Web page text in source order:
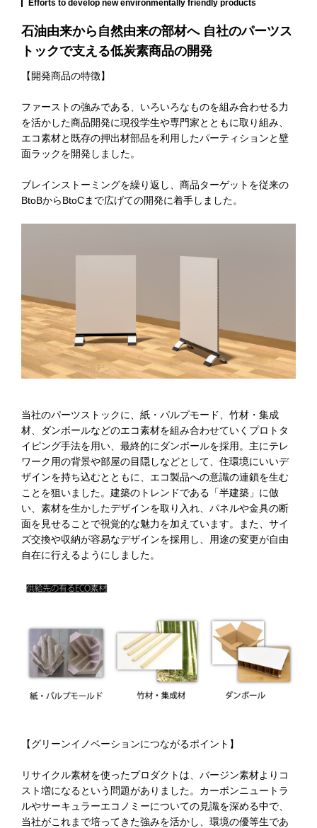
Efforts to develop new environmentally friendly products
石油由来から自然由来の部材へ 自社のパーツス
トックで支える低炭素商品の開発
【開発商品の特徴】
ファーストの強みである、いろいろなものを組み合わせる力
を活かした商品開発に現役学生や専門家とともに取り組み、
エコ素材と既存の押出材部品を利用したパーティションと壁
面ラックを開発しました。
ブレインストーミングを繰り返し、商品ターゲットを従来の
BtoBからBtoCまで広げての開発に着手しました。
当社のパーツストックに、紙・パルプモード、竹材・集成
材、ダンボールなどのエコ素材を組み合わせていくプロトタ
イピング手法を用い、最終的にダンボールを採用。主にテレ
ワーク用の背景や部屋の目隠しなどとして、住環境にいいデ
ザインを持ち込むとともに、エコ製品への意識の連鎖を生む
ことを狙いました。建築のトレンドである「半建築」に倣
い、素材を生かしたデザインを取り入れ、パネルや金具の断
面を見せることで視覚的な魅力を加えています。また、サイ
ズ交換や収納が容易なデザインを採用し、用途の変更が自由
自在に行えるようにしました。
【グリーンイノベーションにつながるポイント】
リサイクル素材を使ったプロダクトは、バージン素材よりコ
スト増になるという問題がありました。カーボンニュートラ
ルやサーキュラーエコノミーについての見識を深める中で、
当社がこれまで培ってきた強みを活かし、環境の優等生であ